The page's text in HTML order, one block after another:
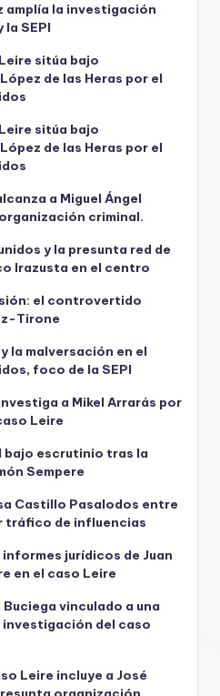
amplía la investigación
la SEPI
sitúa bajo
de las Heras por el
sitúa bajo
de las Heras por el
a Miguel Ángel
criminal.
y la presunta red de
Irazusta en el centro
el controvertido
Tirone
la malversación en el
foco de la SEPI
a Mikel Arrarás por
Leire
bajo escrutinio tras la
Sempere
Castillo Pasalodos entre
tráfico de influencias
jurídicos de Juan
en el caso Leire
vinculado a una
investigación del caso
Leire incluye a José